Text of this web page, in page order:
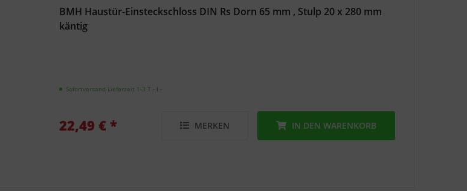
BMH Haustür-Einsteckschloss DIN Rs Dorn 65 mm , Stulp 20 x 280 mm
käntig
Sofortversand Lieferzeit 1-3 T- ℹ -
22,49 € * MERKEN IN DEN WARENKORB